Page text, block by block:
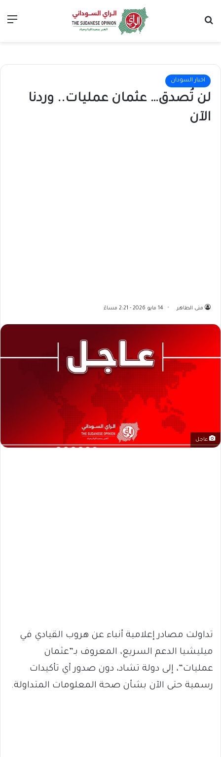
اخبار السودان
لن تُصدق… عثمان عمليات.. وردنا
الآن
منى الطاهر 14 مايو 2026 - 2:21 مساءً
عاجل
تداولت مصادر إعلامية أنباء عن هروب القيادي في
ميليشيا الدعم السريع، المعروف بـ”عثمان
عمليات”، إلى دولة تشاد، دون صدور أي تأكيدات
رسمية حتى الآن بشأن صحة المعلومات المتداولة.